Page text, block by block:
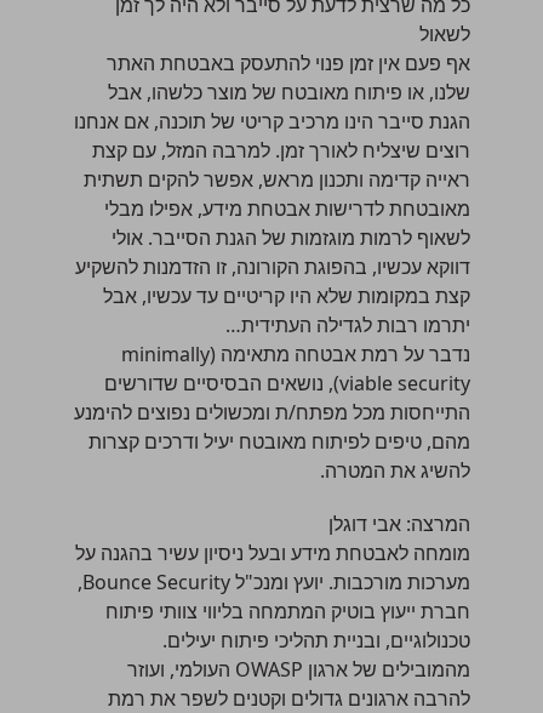
לשאול
אף פעם אין זמן פנוי להתעסק באבטחת האתר
שלנו, או פיתוח מאובטח של מוצר כלשהו, אבל
הגנת סייבר הינו מרכיב קריטי של תוכנה, אם אנחנו
רוצים שיצליח לאורך זמן. למרבה המזל, עם קצת
ראייה קדימה ותכנון מראש, אפשר להקים תשתית
מאובטחת לדרישות אבטחת מידע, אפילו מבלי
לשאוף לרמות מוגזמות של הגנת הסייבר. אולי
דווקא עכשיו, בהפוגת הקורונה, זו הזדמנות להשקיע
קצת במקומות שלא היו קריטיים עד עכשיו, אבל
יתרמו רבות לגדילה העתידית…
נדבר על רמת אבטחה מתאימה (minimally
viable security), נושאים הבסיסיים שדורשים
התייחסות מכל מפתח/ת ומכשולים נפוצים להימנע
מהם, טיפים לפיתוח מאובטח יעיל ודרכים קצרות
להשיג את המטרה.
המרצה:אבי דוגלן
מומחה לאבטחת מידע ובעל ניסיון עשיר בהגנה על
מערכות מורכבות. יועץ ומנכ"ל Bounce Security,
חברת ייעוץ בוטיק המתמחה בליווי צוותי פיתוח
טכנולוגיים, ובניית תהליכי פיתוח יעילים.
מהמובילים של ארגון OWASP העולמי, ועוזר
להרבה ארגונים גדולים וקטנים לשפר את רמת